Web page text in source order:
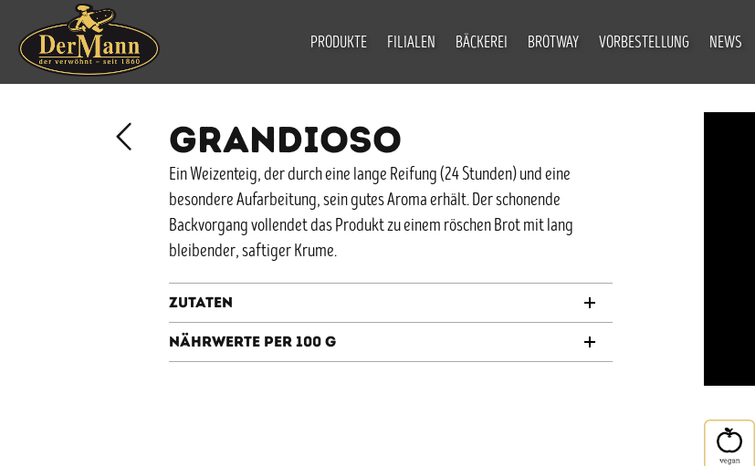
PRODUKTE FILIALEN BÄCKEREI BROTWAY VORBESTELLUNG NEWS
GRANDIOSO
Ein Weizenteig, der durch eine lange Reifung (24 Stunden) und eine
besondere Aufarbeitung, sein gutes Aroma erhält. Der schonende
Backvorgang vollendet das Produkt zu einem röschen Brot mit lang
bleibender, saftiger Krume.
Zutaten
Nährwerte per 100 g